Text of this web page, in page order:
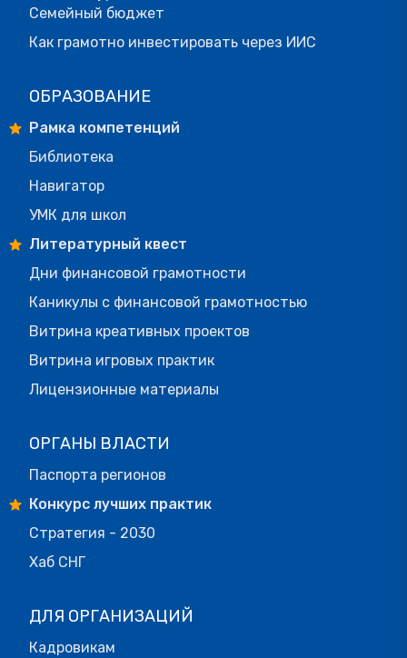
Семейный бюджет
Как грамотно инвестировать через ИИС
ОБРАЗОВАНИЕ
Рамка компетенций
Библиотека
Навигатор
УМК для школ
Литературный квест
Дни финансовой грамотности
Каникулы с финансовой грамотностью
Витрина креативных проектов
Витрина игровых практик
Лицензионные материалы
ОРГАНЫ ВЛАСТИ
Паспорта регионов
Конкурс лучших практик
Стратегия - 2030
Хаб СНГ
ДЛЯ ОРГАНИЗАЦИЙ
Кадровикам